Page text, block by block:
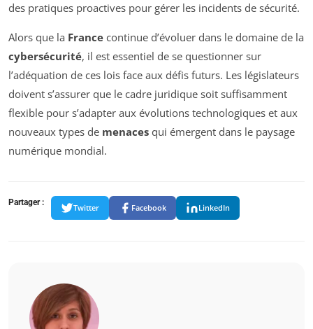
des pratiques proactives pour gérer les incidents de sécurité.
Alors que la France continue d’évoluer dans le domaine de la
cybersécurité, il est essentiel de se questionner sur
l’adéquation de ces lois face aux défis futurs. Les législateurs
doivent s’assurer que le cadre juridique soit suffisamment
flexible pour s’adapter aux évolutions technologiques et aux
nouveaux types de menaces qui émergent dans le paysage
numérique mondial.
Partager :
Twitter Facebook LinkedIn